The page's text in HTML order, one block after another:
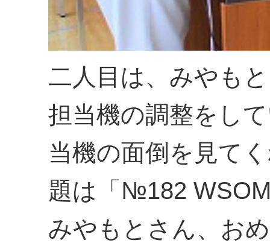
二人目は、みやも
担当機の調整をし
当機の面倒を見て
題は「№182
みやもとさん、お